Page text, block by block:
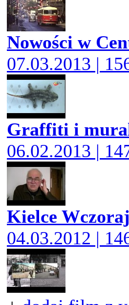
Nowości w
07.03.2013 |
Graffiti i
06.02.2013 |
Kielce
04.03.2012 |